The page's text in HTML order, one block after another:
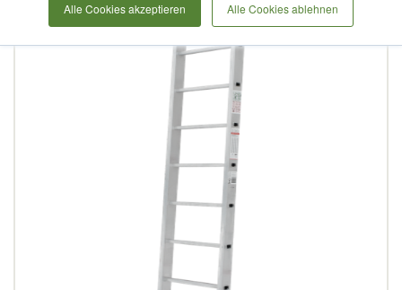
Alle Cookies akzeptieren Alle Cookies ablehnen